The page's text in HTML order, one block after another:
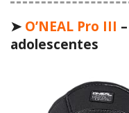
➤ O’NEAL Pro III
adolescentes